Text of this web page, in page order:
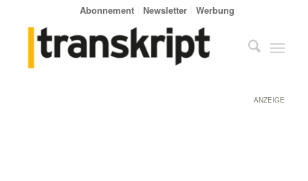
Abonnement Newsletter Werbung
ANZEIGE